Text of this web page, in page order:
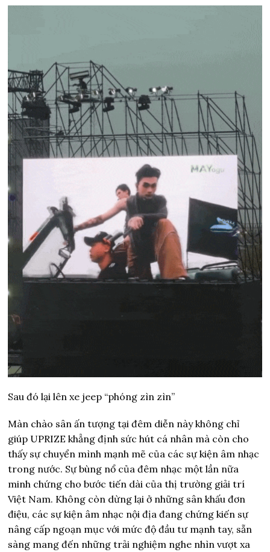
Sau đó lại lên xe jeep “phóng zìn zìn”
Màn chào sân ấn tượng tại đêm diễn này không chỉ
giúp UPRIZE khẳng định sức hút cá nhân mà còn cho
thấy sự chuyển mình mạnh mẽ của các sự kiện âm nhạc
trong nước. Sự bùng nổ của đêm nhạc một lần nữa
minh chứng cho bước tiến dài của thị trường giải trí
Việt Nam. Không còn dừng lại ở những sân khấu đơn
điệu, các sự kiện âm nhạc nội địa đang chứng kiến sự
nâng cấp ngoạn mục với mức độ đầu tư mạnh tay, sẵn
sàng mang đến những trải nghiệm nghe nhìn vượt xa